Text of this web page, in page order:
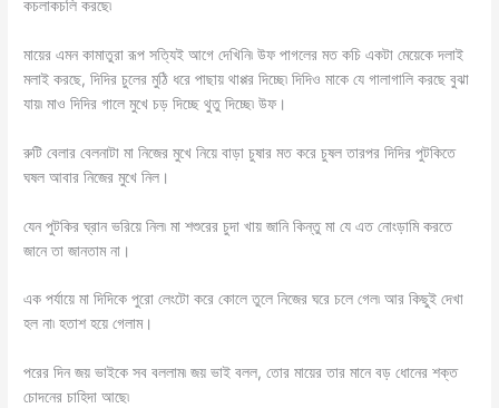
কচলাকচলি করছে৷
মায়ের এমন কামাতুরা রূপ সত্যিই আগে দেখিনি৷ উফ পাগলের মত কচি একটা মেয়েকে দলাই
মলাই করছে, দিদির চুলের মুঠি ধরে পাছায় থাপ্পর দিচ্ছে৷ দিদিও মাকে যে গালাগালি করছে বুঝা
যায়৷ মাও দিদির গালে মুখে চড় দিচ্ছে থুতু দিচ্ছে৷ উফ।
রুটি বেলার বেলনাটা মা নিজের মুখে নিয়ে বাড়া চুষার মত করে চুষল তারপর দিদির পুটকিতে
ঘষল আবার নিজের মুখে নিল।
যেন পুটকির ঘ্রান ভরিয়ে নিল৷ মা শশুরের চুদা খায় জানি কিন্তু মা যে এত নোংড়ামি করতে
জানে তা জানতাম না।
এক পর্যায়ে মা দিদিকে পুরো লেংটো করে কোলে তুলে নিজের ঘরে চলে গেল৷ আর কিছুই দেখা
হল না৷ হতাশ হয়ে গেলাম।
পরের দিন জয় ভাইকে সব বললাম৷ জয় ভাই বলল, তোর মায়ের তার মানে বড় ধোনের শক্ত
চোদনের চাহিদা আছে৷